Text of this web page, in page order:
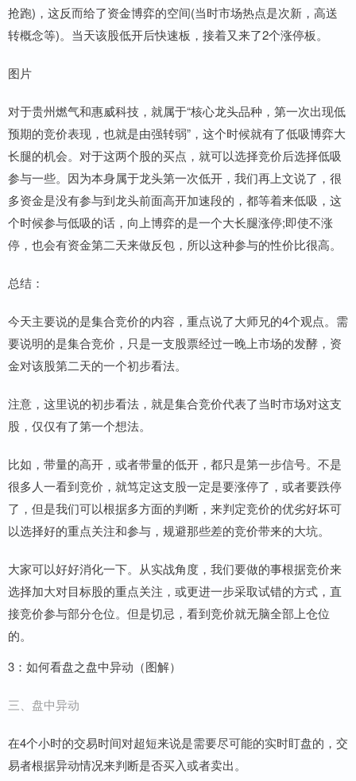
抢跑)，这反而给了资金博弈的空间(当时市场热点是次新，高送
转概念等)。当天该股低开后快速板，接着又来了2个涨停板。
图片
对于贵州燃气和惠威科技，就属于“核心龙头品种，第一次出现低
预期的竞价表现，也就是由强转弱”，这个时候就有了低吸博弈大
长腿的机会。对于这两个股的买点，就可以选择竞价后选择低吸
参与一些。因为本身属于龙头第一次低开，我们再上文说了，很
多资金是没有参与到龙头前面高开加速段的，都等着来低吸，这
个时候参与低吸的话，向上博弈的是一个大长腿涨停;即使不涨
停，也会有资金第二天来做反包，所以这种参与的性价比很高。
总结：
今天主要说的是集合竞价的内容，重点说了大师兄的4个观点。需
要说明的是集合竞价，只是一支股票经过一晚上市场的发酵，资
金对该股第二天的一个初步看法。
注意，这里说的初步看法，就是集合竞价代表了当时市场对这支
股，仅仅有了第一个想法。
比如，带量的高开，或者带量的低开，都只是第一步信号。不是
很多人一看到竞价，就笃定这支股一定是要涨停了，或者要跌停
了，但是我们可以根据多方面的判断，来判定竞价的优劣好坏可
以选择好的重点关注和参与，规避那些差的竞价带来的大坑。
大家可以好好消化一下。从实战角度，我们要做的事根据竞价来
选择加大对目标股的重点关注，或更进一步采取试错的方式，直
接竞价参与部分仓位。但是切忌，看到竞价就无脑全部上仓位
的。
3：如何看盘之盘中异动（图解）
三、盘中异动
在4个小时的交易时间对超短来说是需要尽可能的实时盯盘的，交
易者根据异动情况来判断是否买入或者卖出。